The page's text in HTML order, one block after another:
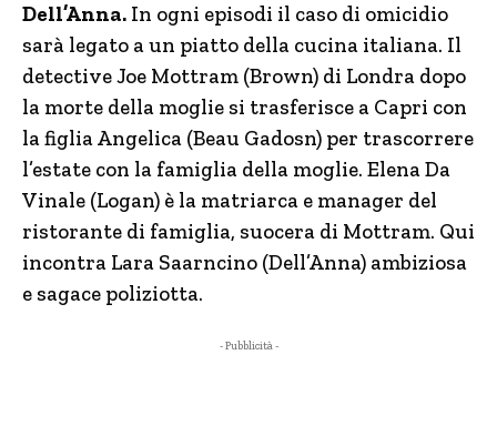
Dell’Anna. In ogni episodi il caso di omicidio
sarà legato a un piatto della cucina italiana. Il
detective Joe Mottram (Brown) di Londra dopo
la morte della moglie si trasferisce a Capri con
la figlia Angelica (Beau Gadosn) per trascorrere
l’estate con la famiglia della moglie. Elena Da
Vinale (Logan) è la matriarca e manager del
ristorante di famiglia, suocera di Mottram. Qui
incontra Lara Saarncino (Dell’Anna) ambiziosa
e sagace poliziotta.
- Pubblicità -